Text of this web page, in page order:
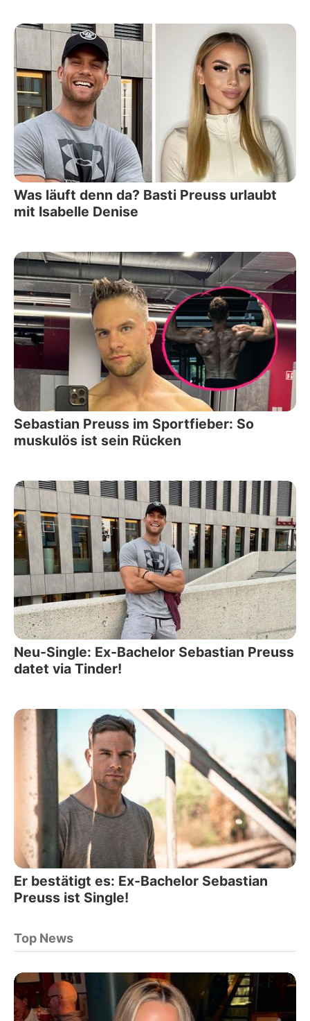
Was läuft denn da? Basti Preuss urlaubt
mit Isabelle Denise
Sebastian Preuss im Sportfieber: So
muskulös ist sein Rücken
Neu-Single: Ex-Bachelor Sebastian Preuss
datet via Tinder!
Er bestätigt es: Ex-Bachelor Sebastian
Preuss ist Single!
Top News